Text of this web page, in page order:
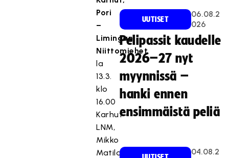
Pori
–
Limingan
Niittomiehet
la
13.3.
klo
16.00
Karhut–
LNM,
Mikko
Matilainen
UUTISET
06.08.2
026
Pelipassit kaudelle
2026–27 nyt
myynnissä –
hanki ennen
ensimmäistä peliä
04.08.2